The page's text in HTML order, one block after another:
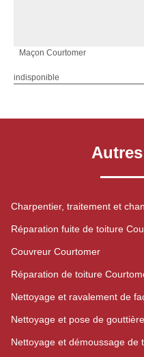
Maçon Courtomer
indisponible
Charpentier, traitement et
Réparation fuite de toiture
Couvreur Courtomer
Réparation de toiture
Nettoyage et ravalement de
Nettoyage et pose de
Nettoyage et démoussage de